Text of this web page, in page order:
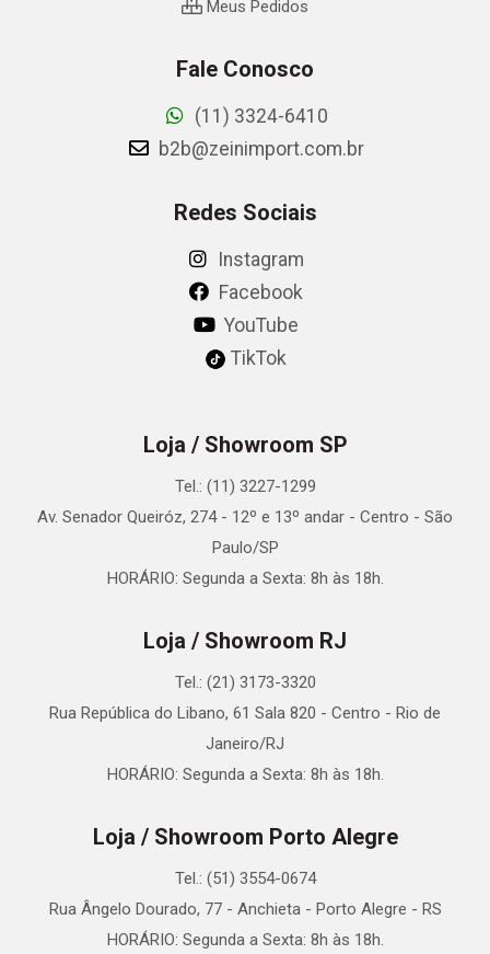
Meus Pedidos
Fale Conosco
(11) 3324-6410
b2b@zeinimport.com.br
Redes Sociais
Instagram
Facebook
YouTube
TikTok
Loja / Showroom SP
Tel.: (11) 3227-1299
Av. Senador Queiróz, 274 - 12º e 13º andar - Centro - São
Paulo/SP
HORÁRIO: Segunda a Sexta: 8h às 18h.
Loja / Showroom RJ
Tel.: (21) 3173-3320
Rua República do Libano, 61 Sala 820 - Centro - Rio de
Janeiro/RJ
HORÁRIO: Segunda a Sexta: 8h às 18h.
Loja / Showroom Porto Alegre
Tel.: (51) 3554-0674
Rua Ângelo Dourado, 77 - Anchieta - Porto Alegre - RS
HORÁRIO: Segunda a Sexta: 8h às 18h.